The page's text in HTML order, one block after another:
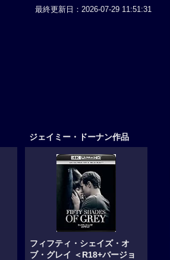
最終更新日：2026-07-29 11:51:31
ジェイミー・ドーナン作品
フィフティ・シェイズ・オ
ブ・グレイ ＜R18+バージョ